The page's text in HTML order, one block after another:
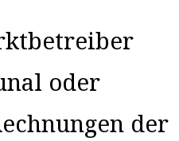
oder
der